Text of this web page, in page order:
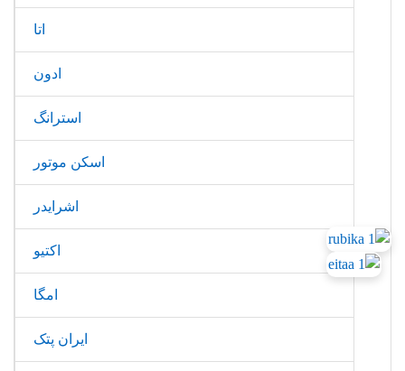
اتا
ادون
استرانگ
اسکن موتور
اشرایدر
اکتیو
امگا
ایران پتک